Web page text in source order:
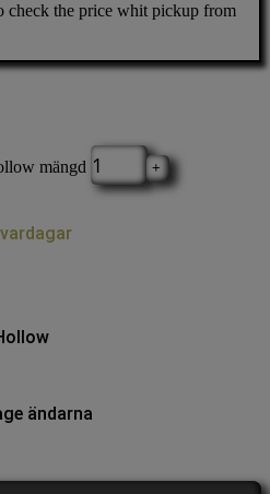
check the price whit pickup from
mängd
+
ändarna